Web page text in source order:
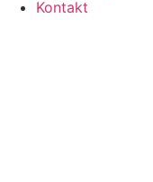
Kontakt